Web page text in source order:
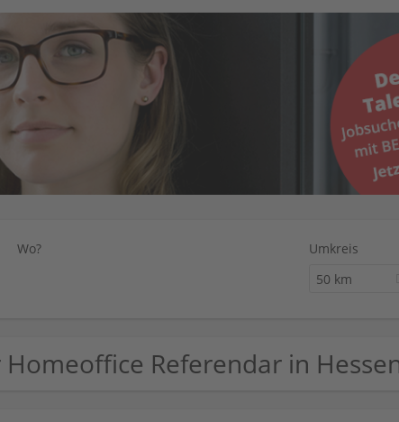
Wo?
Umkreis
50 km
Homeoffice Referendar in